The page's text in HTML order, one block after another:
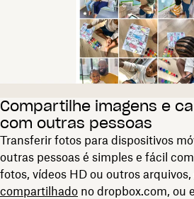
Compartilhe imagens e
com outras pessoas
Transferir fotos para dispositivos
outras pessoas é simples e fácil
fotos, vídeos HD ou outros arquivos,
compartilhado no dropbox.com, ou